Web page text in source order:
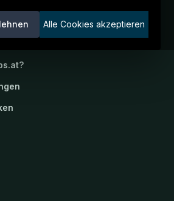
Alle Cookies akzeptieren
?